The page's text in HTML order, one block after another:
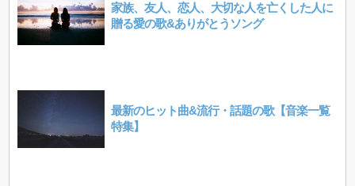
家族、友人、恋人、大切な人を亡くした人に
贈る愛の歌&ありがとうソング
最新のヒット曲&流行・話題の歌【音楽一覧
特集】